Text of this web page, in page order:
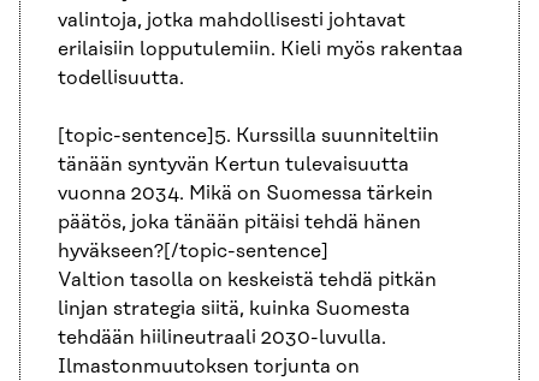
valintoja, jotka mahdollisesti johtavat
erilaisiin lopputulemiin. Kieli myös rakentaa
todellisuutta.
[topic-sentence]5. Kurssilla suunniteltiin
tänään syntyvän Kertun tulevaisuutta
vuonna 2034. Mikä on Suomessa tärkein
päätös, joka tänään pitäisi tehdä hänen
hyväkseen?[/topic-sentence]
Valtion tasolla on keskeistä tehdä pitkän
linjan strategia siitä, kuinka Suomesta
tehdään hiilineutraali 2030-luvulla.
Ilmastonmuutoksen torjunta on